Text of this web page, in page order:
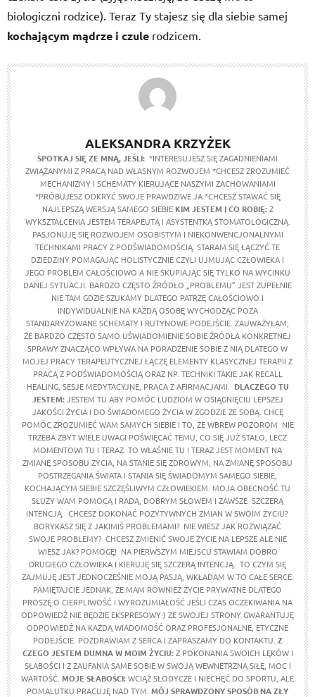
biologiczni rodzice). Teraz Ty stajesz się dla siebie samej
kochającym mądrze i czule rodzicem.
ALEKSANDRA KRZYŻEK
SPOTKAJ SIĘ ZE MNĄ, JEŚLI: *INTERESUJESZ SIĘ ZAGADNIENIAMI
ZWIĄZANYMI Z PRACĄ NAD WŁASNYM ROZWOJEM *CHCESZ ZROZUMIEĆ
MECHANIZMY I SCHEMATY KIERUJĄCE NASZYMI ZACHOWANIAMI
*PRÓBUJESZ ODKRYĆ SWOJE PRAWDZIWE JA *CHCESZ STAWAĆ SIĘ
NAJLEPSZĄ WERSJĄ SAMEGO SIEBIE KIM JESTEM I CO ROBIĘ:Z
WYKSZTAŁCENIA JESTEM TERAPEUTĄ I ASYSTENTKĄ STOMATOLOGICZNĄ.
PASJONUJĘ SIĘ ROZWOJEM OSOBISTYM I NIEKONWENCJONALNYMI
TECHNIKAMI PRACY Z PODŚWIADOMOŚCIĄ. STARAM SIĘ ŁĄCZYĆ TE
DZIEDZINY POMAGAJĄC HOLISTYCZNIE CZYLI UJMUJĄC CZŁOWIEKA I
JEGO PROBLEM CAŁOŚCIOWO A NIE SKUPIAJĄC SIĘ TYLKO NA WYCINKU
DANEJ SYTUACJI. BARDZO CZĘSTO ŹRÓDŁO „PROBLEMU” JEST ZUPEŁNIE
NIE TAM GDZIE SZUKAMY DLATEGO PATRZĘ CAŁOŚCIOWO I
INDYWIDUALNIE NA KAŻDĄ OSOBĘ WYCHODZĄC POZA
STANDARYZOWANE SCHEMATY I RUTYNOWE PODEJŚCIE. ZAUWAŻYŁAM,
ŻE BARDZO CZĘSTO SAMO UŚWIADOMIENIE SOBIE ŹRÓDŁA KONKRETNEJ
SPRAWY ZNACZĄCO WPŁYWA NA PORADZENIE SOBIE Z NIĄ DLATEGO W
MOJEJ PRACY TERAPEUTYCZNEJ ŁĄCZĘ ELEMENTY KLASYCZNEJ TERAPII Z
PRACĄ Z PODŚWIADOMOŚCIĄ ORAZ NP. TECHNIKI TAKIE JAK RECALL
HEALING, SESJE MEDYTACYJNE, PRACA Z AFIRMACJAMI. DLACZEGO TU
JESTEM:JESTEM TU ABY POMÓC LUDZIOM W OSIĄGNIĘCIU LEPSZEJ
JAKOŚCI ŻYCIA I DO ŚWIADOMEGO ŻYCIA W ZGODZIE ZE SOBĄ. CHCĘ
POMÓC ZROZUMIEĆ WAM SAMYCH SIEBIE I TO, ŻE WBREW POZOROM NIE
TRZEBA ZBYT WIELE UWAGI POŚWIĘCAĆ TEMU, CO SIĘ JUŻ STAŁO, LECZ
MOMENTOWI TU I TERAZ. TO WŁAŚNIE TU I TERAZ JEST MOMENT NA
ZMIANĘ SPOSOBU ŻYCIA, NA STANIE SIĘ ZDROWYM, NA ZMIANĘ SPOSOBU
POSTRZEGANIA ŚWIATA I STANIA SIĘ ŚWIADOMYM SAMEGO SIEBIE,
KOCHAJĄCYM SIEBIE SZCZĘŚLIWYM CZŁOWIEKIEM. MOJA OBECNOŚĆ TU
SŁUŻY WAM POMOCĄ I RADĄ, DOBRYM SŁOWEM I ZAWSZE SZCZERĄ
INTENCJĄ. CHCESZ DOKONAĆ POZYTYWNYCH ZMIAN W SWOIM ŻYCIU?
BORYKASZ SIĘ Z JAKIMIŚ PROBLEMAMI? NIE WIESZ JAK ROZWIĄZAĆ
SWOJE PROBLEMY? CHCESZ ZMIENIĆ SWOJE ŻYCIE NA LEPSZE ALE NIE
WIESZ JAK? POMOGĘ! NA PIERWSZYM MIEJSCU STAWIAM DOBRO
DRUGIEGO CZŁOWIEKA I KIERUJĘ SIĘ SZCZERĄ INTENCJĄ. TO CZYM SIĘ
ZAJMUJĘ JEST JEDNOCZEŚNIE MOJĄ PASJĄ, WKŁADAM W TO CAŁE SERCE.
PAMIĘTAJCIE JEDNAK, ŻE MAM RÓWNIEŻ ŻYCIE PRYWATNE DLATEGO
PROSZĘ O CIERPLIWOŚĆ I WYROZUMIAŁOŚĆ JEŚLI CZAS OCZEKIWANIA NA
ODPOWIEDŹ NIE BĘDZIE EKSPRESOWY:) ZE SWOJEJ STRONY GWARANTUJĘ
ODPOWIEDŹ NA KAŻDĄ WIADOMOŚĆ ORAZ PROFESJONALNE, ETYCZNE
PODEJŚCIE. POZDRAWIAM Z SERCA I ZAPRASZAMY DO KONTAKTU. Z
CZEGO JESTEM DUMNA W MOIM ŻYCIU:Z POKONANIA SWOICH LĘKÓW I
SŁABOŚCI I Z ZAUFANIA SAME SOBIE W SWOJĄ WEWNETRZNĄ SIŁĘ, MOC I
WARTOŚĆ. MOJE SŁABOŚCI:WCIĄŻ SŁODYCZE I NIECHĘĆ DO SPORTU, ALE
POMALUTKU PRACUJĘ NAD TYM. MÓJ SPRAWDZONY SPOSÓB NA ZŁY